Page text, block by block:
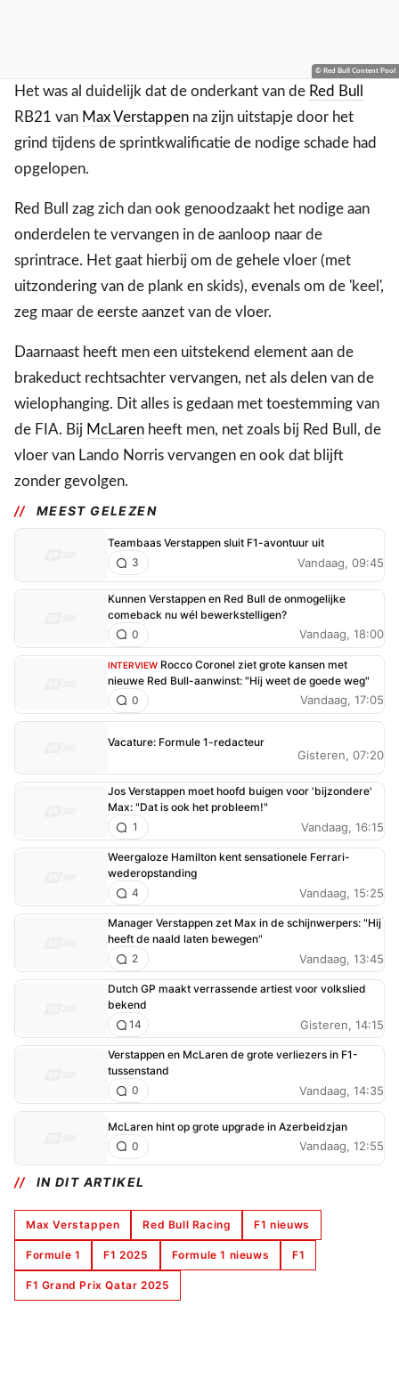
© Red Bull Content Pool
Het was al duidelijk dat de onderkant van de Red Bull
RB21 van Max Verstappen na zijn uitstapje door het
grind tijdens de sprintkwalificatie de nodige schade had
opgelopen.
Red Bull zag zich dan ook genoodzaakt het nodige aan
onderdelen te vervangen in de aanloop naar de
sprintrace. Het gaat hierbij om de gehele vloer (met
uitzondering van de plank en skids), evenals om de 'keel',
zeg maar de eerste aanzet van de vloer.
Daarnaast heeft men een uitstekend element aan de
brakeduct rechtsachter vervangen, net als delen van de
wielophanging. Dit alles is gedaan met toestemming van
de FIA. Bij McLaren heeft men, net zoals bij Red Bull, de
vloer van Lando Norris vervangen en ook dat blijft
zonder gevolgen.
MEEST GELEZEN
Teambaas Verstappen sluit F1-avontuur uit
Vandaag, 09:45
3
Kunnen Verstappen en Red Bull de onmogelijke
comeback nu wél bewerkstelligen?
Vandaag, 18:00
0
INTERVIEW Rocco Coronel ziet grote kansen met
nieuwe Red Bull-aanwinst: "Hij weet de goede weg"
Vandaag, 17:05
0
Vacature: Formule 1-redacteur
Gisteren, 07:20
Jos Verstappen moet hoofd buigen voor 'bijzondere'
Max: "Dat is ook het probleem!"
Vandaag, 16:15
1
Weergaloze Hamilton kent sensationele Ferrari-
wederopstanding
Vandaag, 15:25
4
Manager Verstappen zet Max in de schijnwerpers: "Hij
heeft de naald laten bewegen"
Vandaag, 13:45
2
Dutch GP maakt verrassende artiest voor volkslied
bekend
Gisteren, 14:15
14
Verstappen en McLaren de grote verliezers in F1-
tussenstand
Vandaag, 14:35
0
McLaren hint op grote upgrade in Azerbeidzjan
Vandaag, 12:55
0
IN DIT ARTIKEL
Max Verstappen Red Bull Racing F1 nieuws
Formule 1 F1 2025 Formule 1 nieuws F1
F1 Grand Prix Qatar 2025